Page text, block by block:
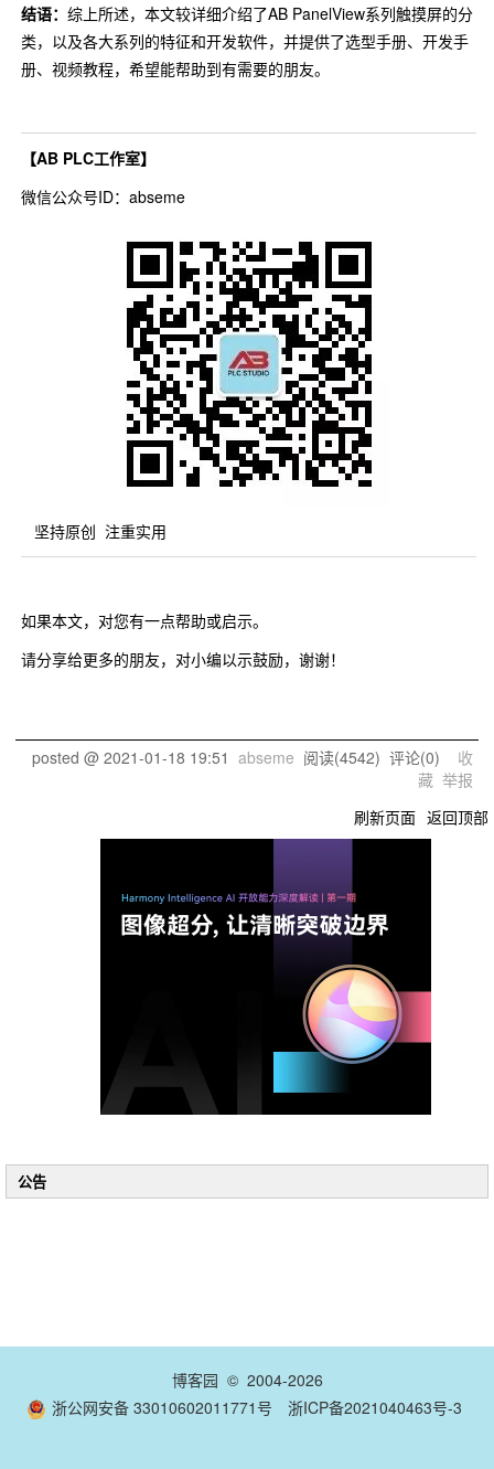
结语： 综上所述，本文较详细介绍了AB PanelView系列触摸屏的分
类，以及各大系列的特征和开发软件，并提供了选型手册、开发手
册、视频教程，希望能帮助到有需要的朋友。
【AB PLC工作室】
微信公众号ID：abseme
坚持原创 注重实用
如果本文，对您有一点帮助或启示。
请分享给更多的朋友，对小编以示鼓励，谢谢！
posted @ 2021-01-18 19:51 abseme 阅读(4542) 评论(0) 收
藏 举报
刷新页面 返回顶部
公告
博客园 © 2004-2026
浙公网安备 33010602011771号
浙ICP备2021040463号-3